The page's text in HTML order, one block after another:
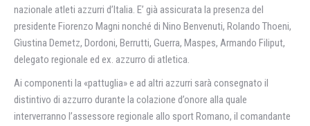
nazionale atleti azzurri d’Italia. E’ già assicurata la presenza del
presidente Fiorenzo Magni nonché di Nino Benvenuti, Rolando Thoeni,
Gìustina Demetz, Dordoni, Berrutti, Guerra, Maspes, Armando Filiput,
delegato regionale ed ex. azzurro di atletica.
Ai componenti la «pattuglia» e ad altri azzurri sarà consegnato il
distintivo di azzurro durante la colazione d’onore alla quale
interverranno l’assessore regionale allo sport Romano, il comandante